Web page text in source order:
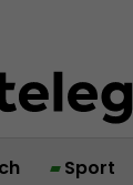
Sport